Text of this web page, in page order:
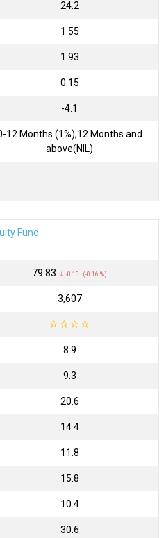
24.2
1.55
1.93
0.15
-4.1
12 Months (1%),12 Months and
above(NIL)
Fund
₹79.83 ↓ -0.13 (-0.16 %)
₹3,607
☆☆☆☆
8.9
9.3
20.6
14.4
11.8
15.8
10.4
30.6